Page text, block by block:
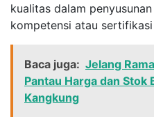
kualitas dalam
kompetensi atau
Baca juga: Jelang
Pantau Harga dan Stok
Kangkung